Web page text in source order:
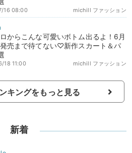
michill ファッション
16 08:00
からこんな可愛いボトム出るよ！6月
売まで待てない♡新作スカート＆パ
michill ファッション
18 11:00
キングをもっと見る
新着